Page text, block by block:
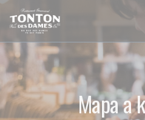
Panel pro správu cookies
Mapa a